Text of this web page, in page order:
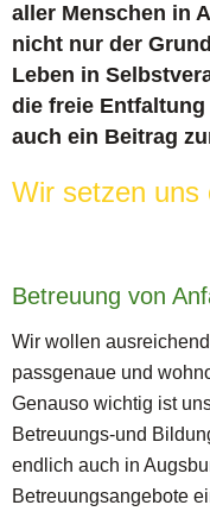
aller Menschen in
nicht nur der
Leben in
die freie
auch ein Beitrag
Wir setzen uns
Betreuung von
Wir wollen
passgenaue und
Genauso wichtig ist
Betreuungs-und
endlich auch in
Betreuungsangebote